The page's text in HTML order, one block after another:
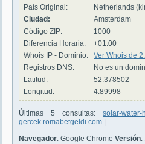
País Original:
Netherlands
Ciudad:
Amsterdam
Código ZIP:
1000
Diferencia Horaria:
+01:00
Whois IP - Dominio:
Ver Whois de
Registros DNS:
No es un
Latitud:
52.378502
Longitud:
4.89998
Últimas 5 consultas:solar-water-
gercek.romabetgeldi.com |
Navegador: Google Chrome Versión: